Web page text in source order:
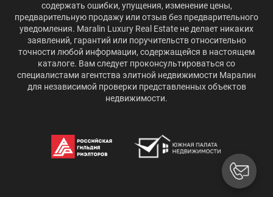
содержать ошибки, упущения, изменение цены,
предварительную продажу или отзыв без предварительного
уведомления. Maralin Luxury Real Estate не делает никаких
заявлений, гарантий или поручительств относительно
точности любой информации, содержащейся в настоящем
каталоге. Вам следует проконсультироваться со
специалистами агентства элитной недвижимости Маралин
для независимой проверки представленных объектов
недвижимости.